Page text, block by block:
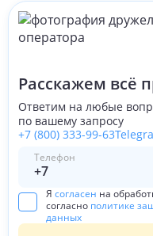
Расскажем всё
Ответим на любые
по вашему запросу
+7 (800) 333-99-63
Телефон
Я согласен на
согласно политике
данных